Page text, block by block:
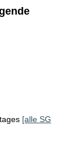
[alle SG